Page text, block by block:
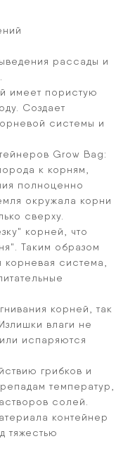
рассады и
имеет пористую
Создает
системы и
Grow Bag:
к корням,
полноценно
окружала корни
сверху.
корней, что
Таким образом
система,
корней, так
влаги не
испаряются
грибков и
температур,
солей.
контейнер
тяжестью